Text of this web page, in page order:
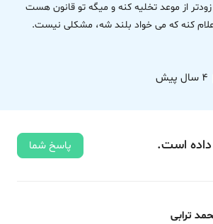
از موعد تخلیه کنه و میگه تو قانون هست
اعلام کنه که می خواد بلند شه، مشکلی نیست.
4 سال پیش
داده‌ است. پاسخ شما
ترابی